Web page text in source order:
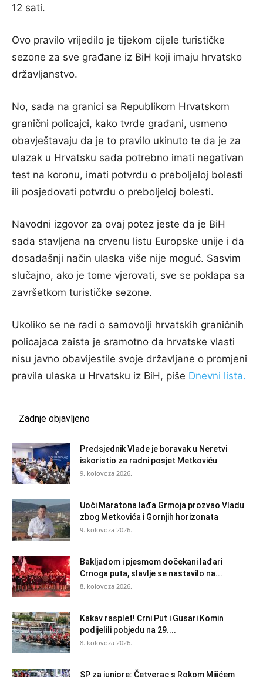
12 sati.
Ovo pravilo vrijedilo je tijekom cijele turističke
sezone za sve građane iz BiH koji imaju hrvatsko
državljanstvo.
No, sada na granici sa Republikom Hrvatskom
granični policajci, kako tvrde građani, usmeno
obavještavaju da je to pravilo ukinuto te da je za
ulazak u Hrvatsku sada potrebno imati negativan
test na koronu, imati potvrdu o preboljeloj bolesti
ili posjedovati potvrdu o preboljeloj bolesti.
Navodni izgovor za ovaj potez jeste da je BiH
sada stavljena na crvenu listu Europske unije i da
dosadašnji način ulaska više nije moguć. Sasvim
slučajno, ako je tome vjerovati, sve se poklapa sa
završetkom turističke sezone.
Ukoliko se ne radi o samovolji hrvatskih graničnih
policajaca zaista je sramotno da hrvatske vlasti
nisu javno obavijestile svoje državljane o promjeni
pravila ulaska u Hrvatsku iz BiH, piše Dnevni lista.
Zadnje objavljeno
Predsjednik Vlade je boravak u Neretvi
iskoristio za radni posjet Metkoviću
9. kolovoza 2026.
Uoči Maratona lađa Grmoja prozvao Vladu
zbog Metkovića i Gornjih horizonata
9. kolovoza 2026.
Bakljadom i pjesmom dočekani lađari
Crnoga puta, slavlje se nastavilo na...
8. kolovoza 2026.
Kakav rasplet! Crni Put i Gusari Komin
podijelili pobjedu na 29....
8. kolovoza 2026.
SP za juniore: Četverac s Rokom Mijićem